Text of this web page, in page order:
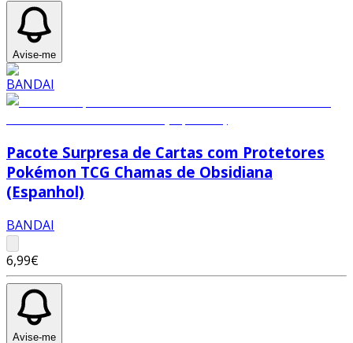
Avise-me
Pacote Surpresa de Cartas com Protetores
Pokémon TCG Chamas de Obsidiana
(Espanhol)
BANDAI
6,99€
Avise-me